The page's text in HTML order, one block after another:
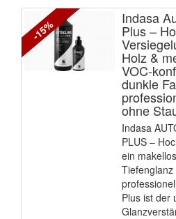
Indasa
Plus –
Holz &
VOC-
dunkle
ohne
Indasa
PLUS –
ein
Tiefenglanz
Plus ist der
-15%